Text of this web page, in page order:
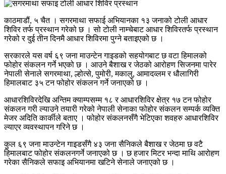
काठमाडौं, ५ चैत । सगरमाथा सफाई अभियानका १३ जनाको टोली आधार
शिविर तर्फ प्रस्थान गरेको छ । सो टोली नाम्चेबाट आधार शिविरतर्फ प्रस्थान
गरेको र दुई तीन दिनमै आधार शिविरमा पुग्ने बताइएको छ ।
सरकारले यस वर्ष ६९ जना माउन्टेन गाइडको सहयोगबाट छ वटा हिमालको
फोहोर संकलन गर्ने भएको छ । आउने बैशाख र जेठको आरोहण सिजनमा पारेर
नेपाली सेनाले सगरमाथा, ल्होत्से, पुमोरी, मकालु, आमादव्लम र धौलागिरी
हिमालबाट ३५ टन फोहोर संकलन गर्ने जनाएको छ ।
आधारशिविरदेखि अन्तिम क्याम्पसम्म १८ र आधारशिविर क्षेत्र १७ टन फोहोर
संकलन गरी ल्याउने तयारी गरेको नेपाली सेनाका फोहोर संकलन सम्पर्क व्यक्ति
मेजर अदिति कार्कीले बताए । फोहोर संकलनसँगै भेटिएका शवहरु आधारशिविर
ल्याएर व्यवस्थापन गरिने छ ।
कुल ६९ जना माउन्टेन गाइडसँगै ४३ जना सैनिकले बैशाख र जेठमा छ वटै
हिमालबाट फोहोर संकलनगर्ने जनाएको छ । छ हजार मिटर भन्दा माथि आरोहण
गरेका सैनिकले सफाइ अभियानमा खटिने सेनाले जनाएको छ ।